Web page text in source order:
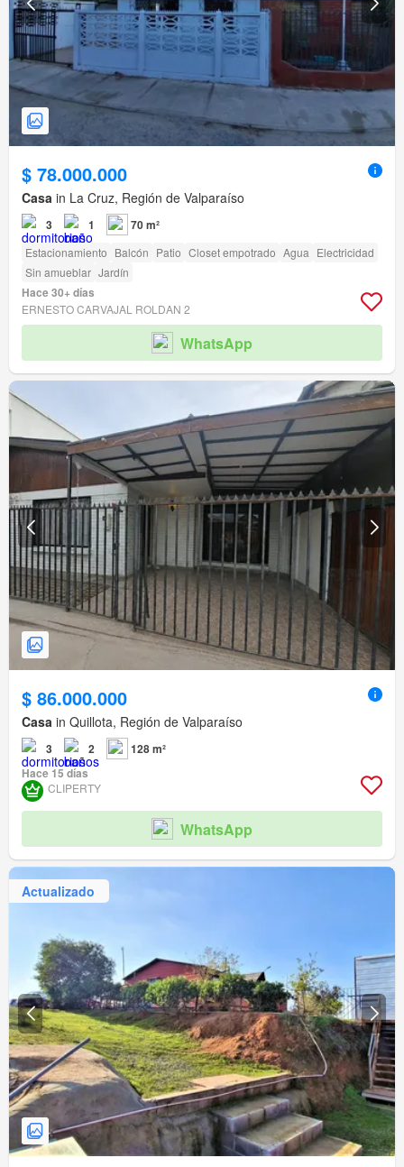
$ 78.000.000
Casa in La Cruz, Región de Valparaíso
3 1 70 m²
Estacionamiento Balcón Patio Closet empotrado Agua Electricidad
Sin amueblar Jardín
Hace 30+ días
ERNESTO CARVAJAL ROLDAN 2
WhatsApp
$ 86.000.000
Casa in Quillota, Región de Valparaíso
3 2
128 m²
Hace 15 días
CLIPERTY
WhatsApp
Actualizado